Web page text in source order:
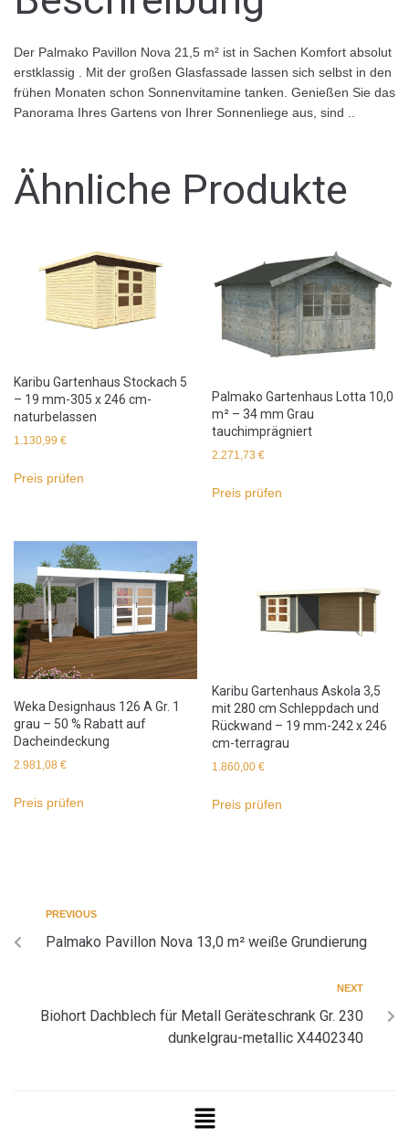
Der Palmako Pavillon Nova 21,5 m² ist in Sachen Komfort absolut
erstklassig . Mit der großen Glasfassade lassen sich selbst in den
frühen Monaten schon Sonnenvitamine tanken. Genießen Sie das
Panorama Ihres Gartens von Ihrer Sonnenliege aus, sind ..
Ähnliche Produkte
Karibu Gartenhaus Stockach 5
– 19 mm-305 x 246 cm-
naturbelassen
1.130,99 €
Preis prüfen
Palmako Gartenhaus Lotta 10,0
m² – 34 mm Grau
tauchimprägniert
2.271,73€
Preis prüfen
Weka Designhaus 126 A Gr. 1
grau – 50 % Rabatt auf
Dacheindeckung
2.981,08 €
Preis prüfen
Karibu Gartenhaus Askola 3,5
mit 280 cm Schleppdach und
Rückwand – 19 mm-242 x 246
cm-terragrau
1.860,00€
Preis prüfen
PREVIOUS
Palmako Pavillon Nova 13,0 m² weiße Grundierung
NEXT
Biohort Dachblech für Metall Geräteschrank Gr. 230
dunkelgrau-metallic X4402340